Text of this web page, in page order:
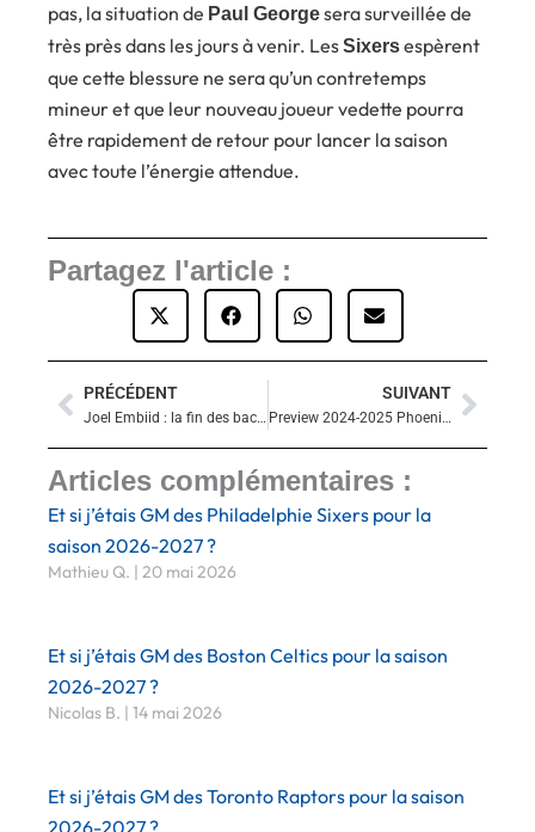
pas, la situation de Paul Georgesera surveillée de
très près dans les jours à venir. LesSixersespèrent
que cette blessure ne sera qu’un contretemps
mineur et que leur nouveau joueur vedette pourra
être rapidement de retour pour lancer la saison
avec toute l’énergie attendue.
Partagez l'article :
Précédent
PRÉCÉDENT
Joel Embiid : la fin des back-to-backs pour viser le titre
SUIVANT
Preview 2024-2025 Phoenix Suns
Articles complémentaires :
Et si j’étais GM des Philadelphie Sixers pour la
saison 2026-2027 ?
Mathieu Q. 20 mai 2026
Et si j’étais GM des Boston Celtics pour la saison
2026-2027 ?
Nicolas B. 14 mai 2026
Et si j’étais GM des Toronto Raptors pour la saison